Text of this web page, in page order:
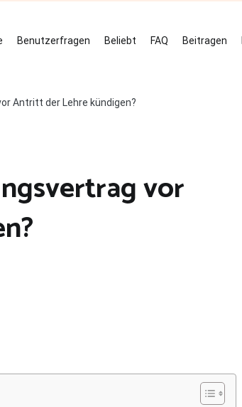
Benutzerfragen Beliebt FAQ Beitragen
Antritt der Lehre kündigen?
vor